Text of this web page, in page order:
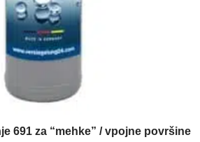
691 za “mehke” / vpojne površine